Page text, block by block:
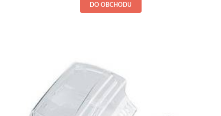
DO OBCHODU